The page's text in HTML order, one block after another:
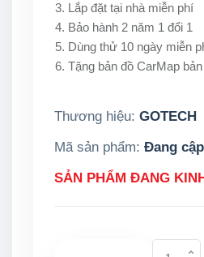
Lắp đặt tại nhà miễn phí
Bảo hành 2 năm 1 đổi 1
Dùng thử 10 ngày miễn
Tặng bản đồ CarMap
Thương hiệu: GOTECH
Mã sản phẩm: Đang
SẢN PHẨM ĐANG